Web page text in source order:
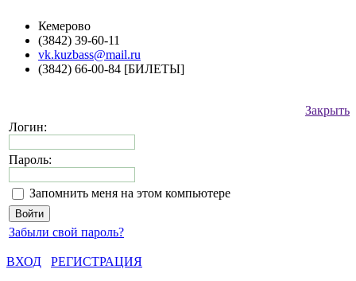
Кемерово
(3842) 39-60-11
vk.kuzbass@mail.ru
(3842) 66-00-84 [БИЛЕТЫ]
Закрыть
Логин:
Пароль:
Запомнить меня на этом компьютере
Забыли свой пароль?
ВХОД
РЕГИСТРАЦИЯ